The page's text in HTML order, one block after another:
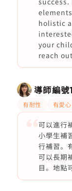
holistic
your
reach
導師編號
有耐性 有愛心
可以進行
小學生補
行補習。
可以長期
目。地點